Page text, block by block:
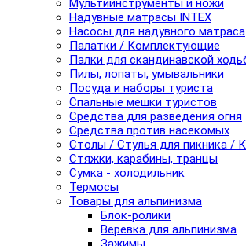
Мультиинструменты и ножи
Надувные матрасы INTEX
Насосы для надувного матраса
Палатки / Комплектующие
Палки для скандинавской
Пилы, лопаты, умывальники
Посуда и наборы туриста
Спальные мешки туристов
Средства для разведения огня
Средства против насекомых
Столы / Стулья для пикника /
Стяжки, карабины, транцы
Сумка - холодильник
Термосы
Товары для альпинизма
Блок-ролики
Веревка для альпинизма